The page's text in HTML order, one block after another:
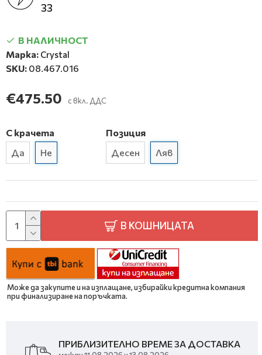
33
В НАЛИЧНОСТ
Марка: Crystal
SKU: 08.467.016
€475.50 с вкл. ДДС
С крачета
Да
Не
Позиция
Десен
Ляв
В КОШНИЦАТА
Може да закупите и на изплащане, избирайки кредитна компания
при финализиране на поръчката.
ПРИБЛИЗИТЕЛНО ВРЕМЕ ЗА ДОСТАВКА